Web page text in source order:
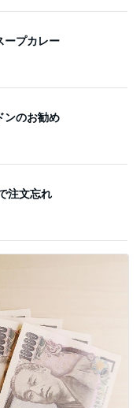
ープカレー
ンのお勧め
注文忘れ